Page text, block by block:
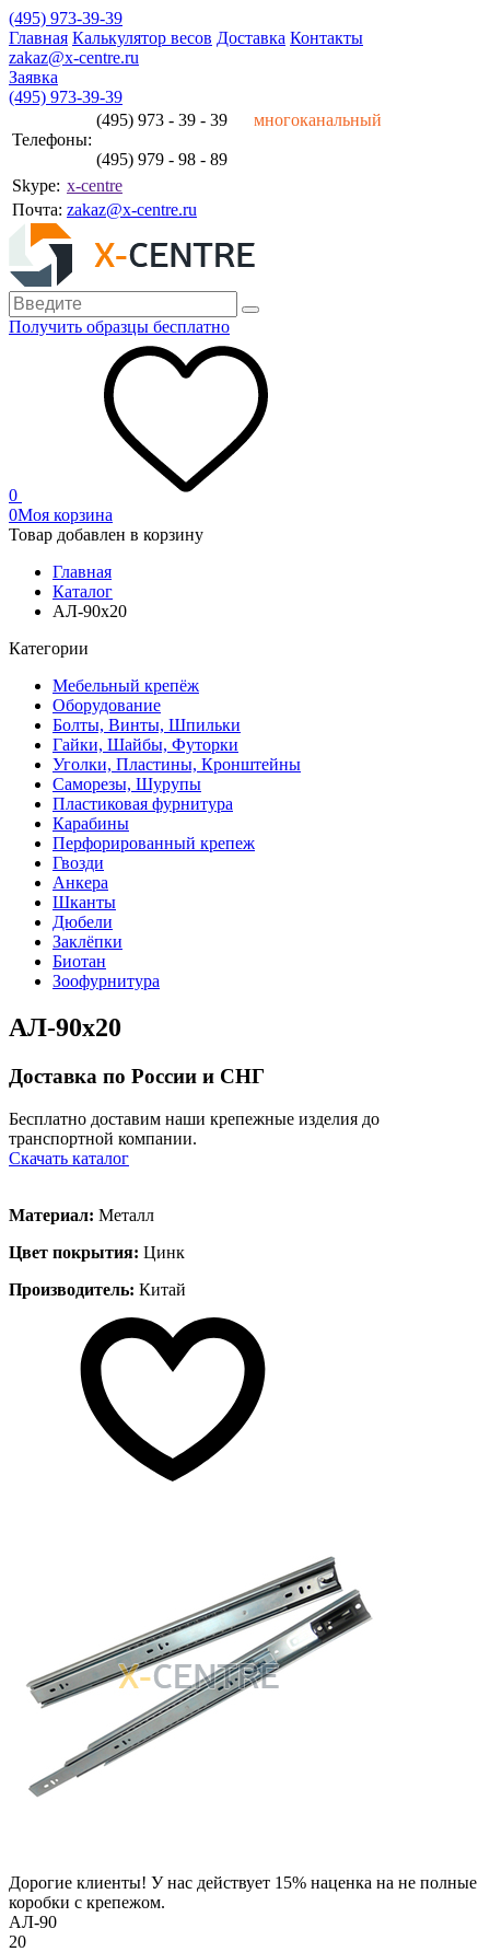
(495) 973-39-39
Главная Калькулятор весов Доставка Контакты
zakaz@x-centre.ru
Заявка
(495) 973-39-39
Телефоны:
(495) 973 - 39 - 39 многоканальный
(495) 979 - 98 - 89
Skype: x-centre
Почта: zakaz@x-centre.ru
Получить образцы бесплатно
0
0Моя корзина
Товар добавлен в корзину
Главная
Каталог
АЛ-90х20
Категории
Мебельный крепёж
Оборудование
Болты, Винты, Шпильки
Гайки, Шайбы, Футорки
Уголки, Пластины, Кронштейны
Саморезы, Шурупы
Пластиковая фурнитура
Карабины
Перфорированный крепеж
Гвозди
Анкера
Шканты
Дюбели
Заклёпки
Биотан
Зоофурнитура
АЛ-90х20
Доставка по России и СНГ
Бесплатно доставим наши крепежные изделия до
транспортной компании.
Скачать каталог
Материал: Металл
Цвет покрытия: Цинк
Производитель: Китай
Дорогие клиенты! У нас действует 15% наценка на не полные
коробки с крепежом.
АЛ-90
20